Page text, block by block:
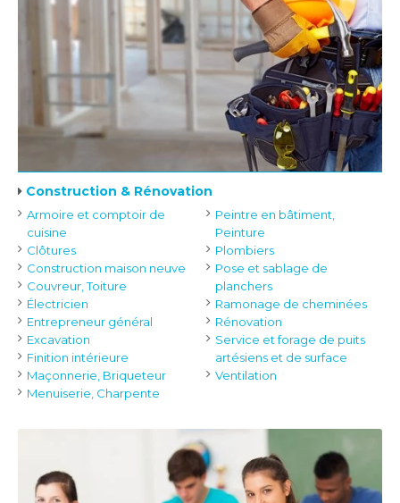
Construction & Rénovation
Armoire et comptoir de
cuisine
Clôtures
Construction maison neuve
Couvreur, Toiture
Électricien
Entrepreneur général
Excavation
Finition intérieure
Maçonnerie, Briqueteur
Menuiserie, Charpente
Peintre en bâtiment,
Peinture
Plombiers
Pose et sablage de
planchers
Ramonage de cheminées
Rénovation
Service et forage de puits
artésiens et de surface
Ventilation